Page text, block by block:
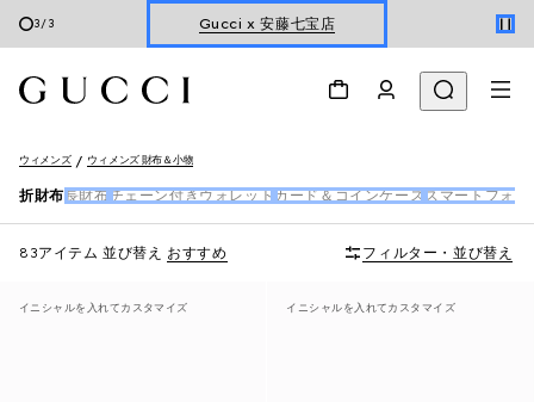
1/3 オンライン限定 〔GGマーモント〕
ウィメンズ ウィメンズ 財布＆小物
折財布 長財布 チェーン付きウォレット カード＆コインケース スマートフォ
83アイテム 並び替え おすすめ フィルター・並び替え
イニシャルを入れてカスタマイズ イニシャルを入れてカスタマイズ